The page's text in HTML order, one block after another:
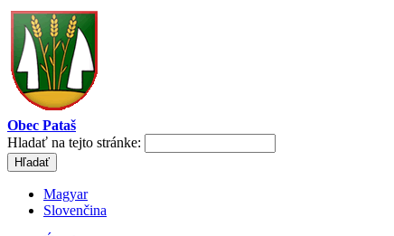
Obec Pataš
Hladať na tejto stránke:
Magyar
Slovenčina